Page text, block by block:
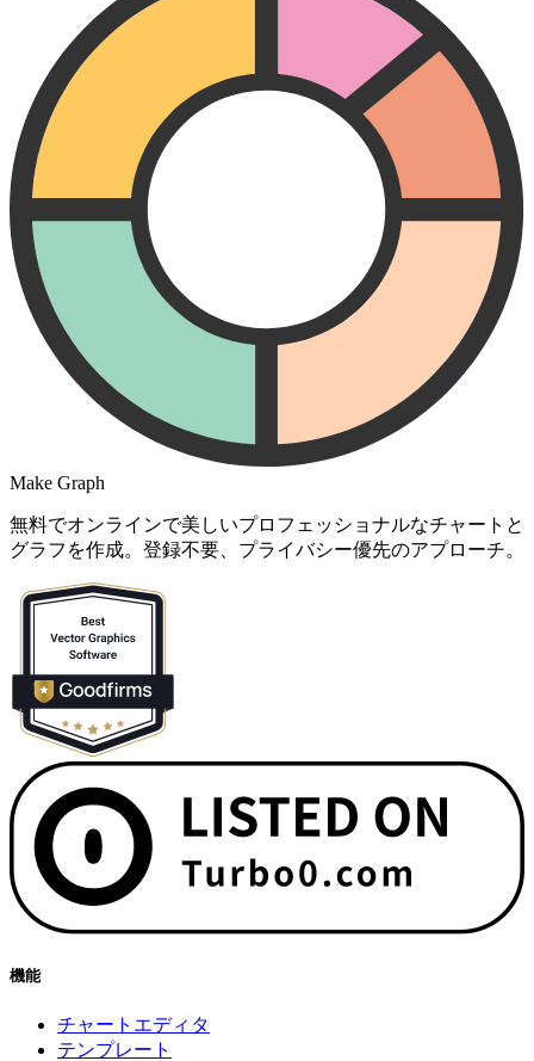
Make Graph
無料でオンラインで美しいプロフェッショナルなチャートと
グラフを作成。登録不要、プライバシー優先のアプローチ。
機能
チャートエディタ
テンプレート